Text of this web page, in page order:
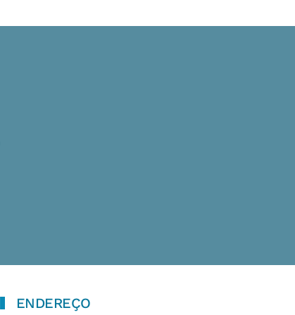
ENDEREÇO